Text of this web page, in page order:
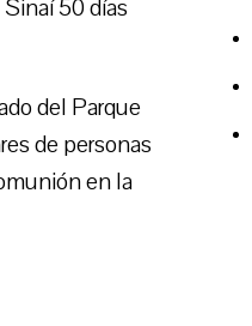
50 días
del Parque
de personas
en la